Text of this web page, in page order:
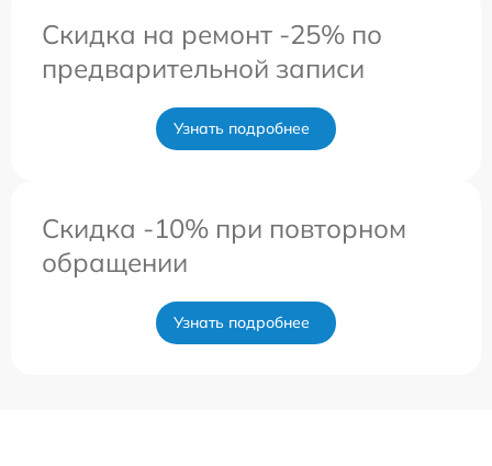
Скидка на ремонт -25% по
предварительной записи
Узнать подробнее
Скидка -10% при повторном
обращении
Узнать подробнее